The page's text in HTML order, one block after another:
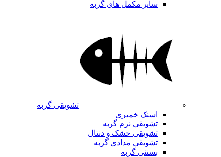
سایر مکمل های گربه
تشویقی گربه
اسنک خمیری
تشویقی نرم گربه
تشویقی خشک و دنتال
تشویقی مدادی گربه
بستنی گربه